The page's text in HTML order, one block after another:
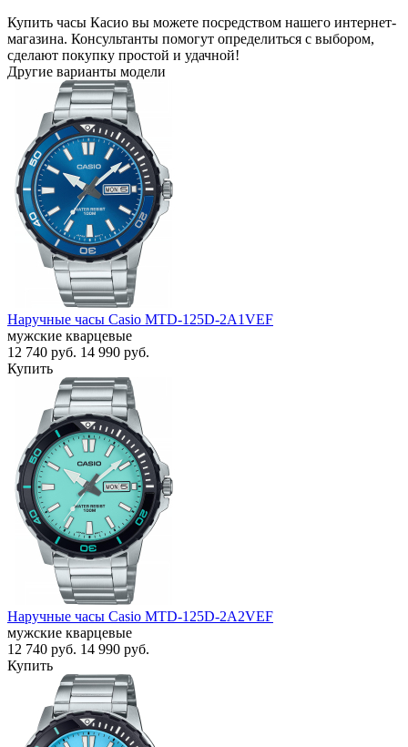
Купить часы Касио вы можете посредством нашего интернет-
магазина. Консультанты помогут определиться с выбором,
сделают покупку простой и удачной!
Другие варианты модели
Наручные часы Casio MTD-125D-2A1VEF
мужские кварцевые
12 740 руб. 14 990 руб.
Купить
Наручные часы Casio MTD-125D-2A2VEF
мужские кварцевые
12 740 руб. 14 990 руб.
Купить